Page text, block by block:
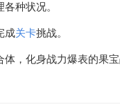
种状况。
成关卡挑战。
，化身战力爆表的果